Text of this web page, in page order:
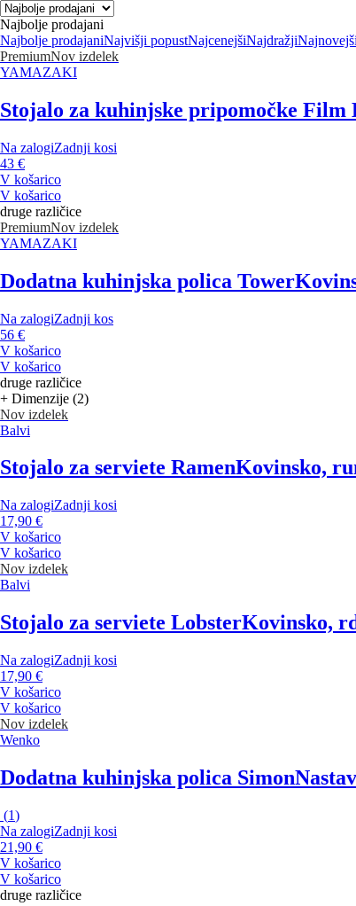
Najbolje prodajani
Najbolje prodajaniNajvišji popustNajcenejšiNajdražjiNajnovejši
PremiumNov izdelek
YAMAZAKI
Stojalo za kuhinjske pripomočke Film
Na zalogiZadnji kosi
43 €
V košarico
V košarico
druge različice
PremiumNov izdelek
YAMAZAKI
Dodatna kuhinjska polica Tower
Na zalogiZadnji kos
56 €
V košarico
V košarico
druge različice
+ Dimenzije (2)
Nov izdelek
Balvi
Stojalo za serviete RamenKovinsko,
Na zalogiZadnji kosi
17,90 €
V košarico
V košarico
Nov izdelek
Balvi
Stojalo za serviete LobsterKovinsko,
Na zalogiZadnji kosi
17,90 €
V košarico
V košarico
Nov izdelek
Wenko
Dodatna kuhinjska polica Simon
(1)
Na zalogiZadnji kosi
21,90 €
V košarico
V košarico
druge različice